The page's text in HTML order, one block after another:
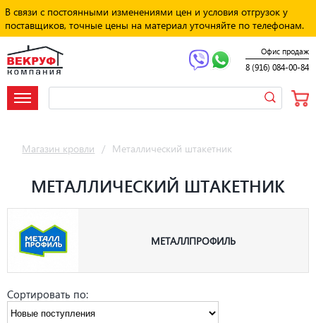
В связи с постоянными изменениями цен и условия отгрузок у
поставщиков, точные цены на материал уточняйте по телефонам.
Офис продаж
8 (916) 084-00-84
Магазин кровли / Металлический штакетник
МЕТАЛЛИЧЕСКИЙ ШТАКЕТНИК
МЕТАЛЛПРОФИЛЬ
Сортировать по: